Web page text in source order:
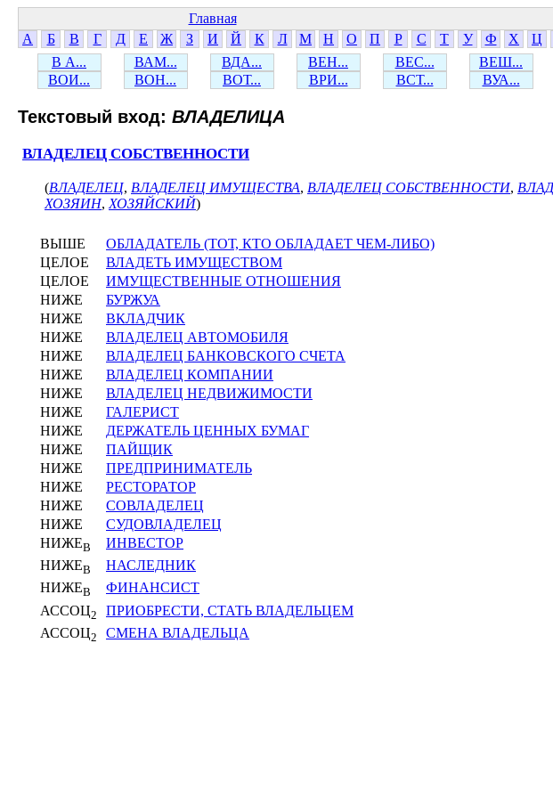
Главная
А
Б В Г Д Е Ж З И Й К Л М Н О П Р С Т У Ф Х Ц
В А...
ВАМ... ВДА... ВЕН... ВЕС... ВЕШ...
ВОИ...
ВОН... ВОТ... ВРИ... ВСТ... ВУА...
Текстовый вход: ВЛАДЕЛИЦА
ВЛАДЕЛЕЦ СОБСТВЕННОСТИ
(ВЛАДЕЛЕЦ, ВЛАДЕЛЕЦ ИМУЩЕСТВА, ВЛАДЕЛЕЦ СОБСТВЕННОСТИ,
ХОЗЯИН, ХОЗЯЙСКИЙ)
ВЫШЕ
ОБЛАДАТЕЛЬ (ТОТ, КТО ОБЛАДАЕТ ЧЕМ-ЛИБО)
ЦЕЛОЕ
ВЛАДЕТЬ ИМУЩЕСТВОМ
ЦЕЛОЕ
ИМУЩЕСТВЕННЫЕ ОТНОШЕНИЯ
НИЖЕ
БУРЖУА
НИЖЕ
ВКЛАДЧИК
НИЖЕ
ВЛАДЕЛЕЦ АВТОМОБИЛЯ
НИЖЕ
ВЛАДЕЛЕЦ БАНКОВСКОГО СЧЕТА
НИЖЕ
ВЛАДЕЛЕЦ КОМПАНИИ
НИЖЕ
ВЛАДЕЛЕЦ НЕДВИЖИМОСТИ
НИЖЕ
ГАЛЕРИСТ
НИЖЕ
ДЕРЖАТЕЛЬ ЦЕННЫХ БУМАГ
НИЖЕ
ПАЙЩИК
НИЖЕ
ПРЕДПРИНИМАТЕЛЬ
НИЖЕ
РЕСТОРАТОР
НИЖЕ
СОВЛАДЕЛЕЦ
НИЖЕ
СУДОВЛАДЕЛЕЦ
НИЖЕВ
ИНВЕСТОР
НИЖЕВ
НАСЛЕДНИК
НИЖЕВ
ФИНАНСИСТ
АССОЦ2
ПРИОБРЕСТИ, СТАТЬ ВЛАДЕЛЬЦЕМ
АССОЦ2 СМЕНА ВЛАДЕЛЬЦА